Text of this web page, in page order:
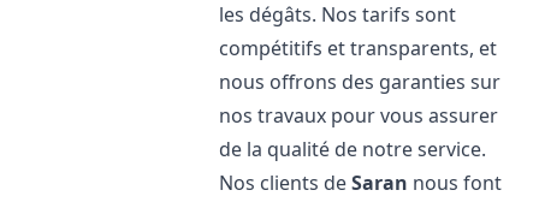
les dégâts. Nos tarifs sont
compétitifs et transparents, et
nous offrons des garanties sur
nos travaux pour vous assurer
de la qualité de notre service.
Nos clients deSaran nous font